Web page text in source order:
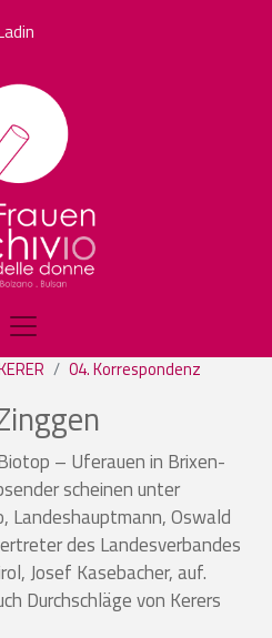
04. Korrespondenz
– Uferauen in Brixen-
scheinen unter
Landeshauptmann, Oswald
des Landesverbandes
Josef Kasebacher, auf.
Durchschläge von Kerers